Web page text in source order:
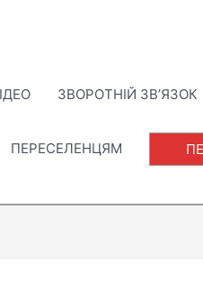
ЗВОРОТНІЙ ЗВ’ЯЗОК
ПЕРЕСЕЛЕНЦЯМ